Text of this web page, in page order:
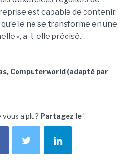
est capable de contenir
ne se transforme en une
», a-t-elle précisé.
Computerworld (adapté par
a plu? Partagez le !